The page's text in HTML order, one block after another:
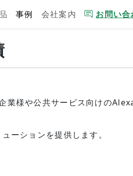
事例 会社案内 お問い合
業様や公共サービス向けの
ーションを提供します。